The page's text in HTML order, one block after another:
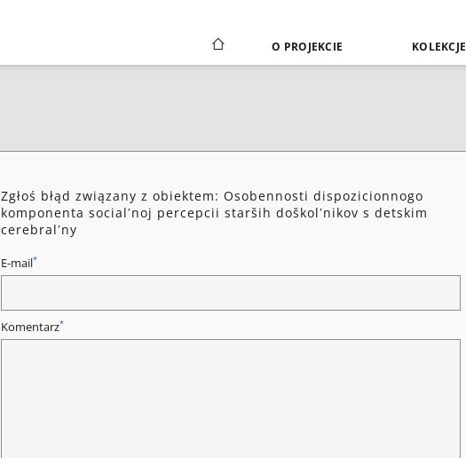
O PROJEKCIE KOLEKCJE
Zgłoś błąd związany z obiektem: Osobennosti dispozicionnogo
komponenta socialʹnoj percepcii starših doškolʹnikov s detskim
cerebralʹny
E-mail*
Komentarz*